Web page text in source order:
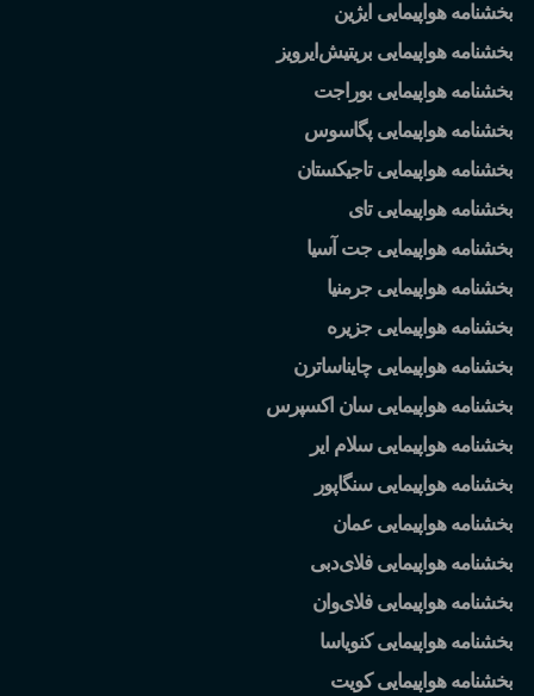
بخشنامه هواپیمایی ایژین
بخشنامه هواپیمایی بریتیش ایرویز
بخشنامه هواپیمایی بوراجت
بخشنامه هواپیمایی پگاسوس
بخشنامه هواپیمایی تاجیکستان
بخشنامه هواپیمایی تای
بخشنامه هواپیمایی جت آسیا
بخشنامه هواپیمایی جرمنیا
بخشنامه هواپیمایی جزیره
بخشنامه هواپیمایی چایناساترن
بخشنامه هواپیمایی سان اکسپرس
بخشنامه هواپیمایی سلام ایر
بخشنامه هواپیمایی سنگاپور
بخشنامه هواپیمایی عمان
بخشنامه هواپیمایی فلایدبی
بخشنامه هواپیمایی فلایوان
بخشنامه هواپیمایی کنویاسا
بخشنامه هواپیمایی کویت